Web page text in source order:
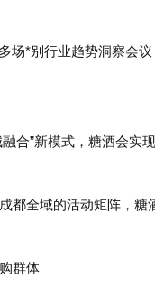
场*别行业趋势洞察会
合”新模式，糖酒会实
都全域的活动矩阵，
群体